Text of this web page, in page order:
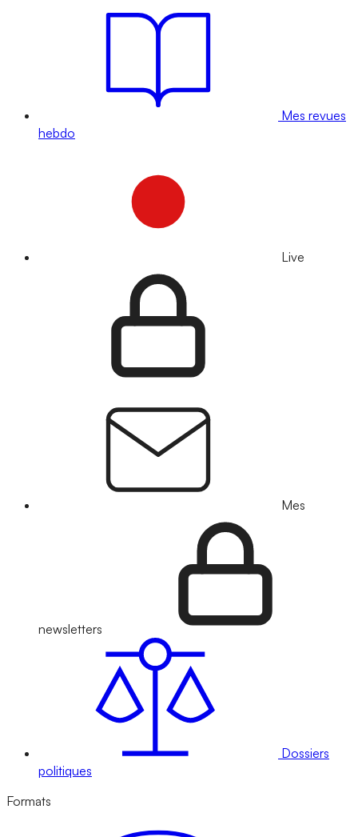
Mes revues
hebdo
Live
Mes
newsletters
Dossiers
politiques
Formats